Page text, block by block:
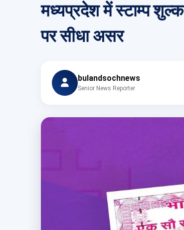
मध्यप्रदेश में स्टाम्प
पर सीधा असर
bulandsochnews
Senior News Reporter